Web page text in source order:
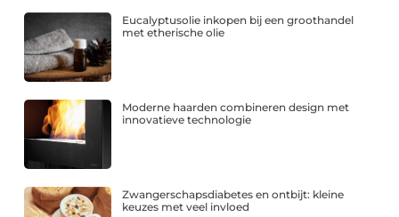
Eucalyptusolie inkopen bij een groothandel
met etherische olie
Moderne haarden combineren design met
innovatieve technologie
Zwangerschapsdiabetes en ontbijt: kleine
keuzes met veel invloed